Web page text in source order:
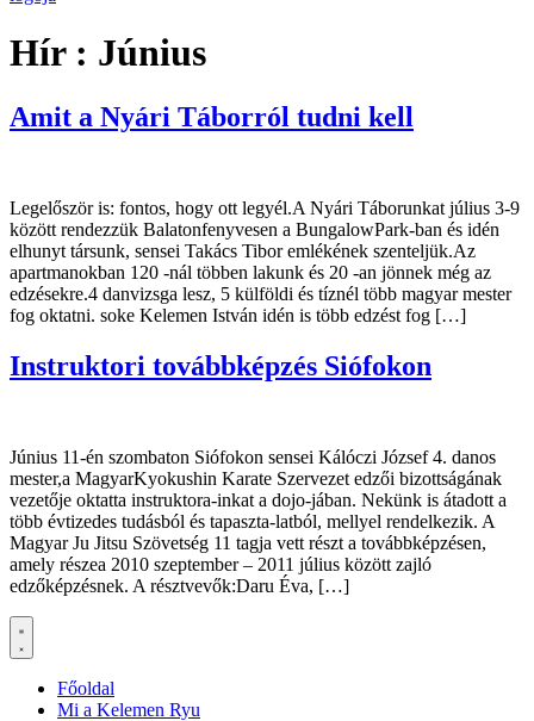
Hír : Június
Amit a Nyári Táborról tudni kell
Legelőször is: fontos, hogy ott legyél.A Nyári Táborunkat július 3-9
között rendezzük Balatonfenyvesen a BungalowPark-ban és idén
elhunyt társunk, sensei Takács Tibor emlékének szenteljük.Az
apartmanokban 120 -nál többen lakunk és 20 -an jönnek még az
edzésekre.4 danvizsga lesz, 5 külföldi és tíznél több magyar mester
fog oktatni. soke Kelemen István idén is több edzést fog […]
Instruktori továbbképzés Siófokon
Június 11-én szombaton Siófokon sensei Kálóczi József 4. danos
mester,a MagyarKyokushin Karate Szervezet edzői bizottságának
vezetője oktatta instruktora-inkat a dojo-jában. Nekünk is átadott a
több évtizedes tudásból és tapaszta-latból, mellyel rendelkezik. A
Magyar Ju Jitsu Szövetség 11 tagja vett részt a továbbképzésen,
amely részea 2010 szeptember – 2011 július között zajló
edzőképzésnek. A résztvevők:Daru Éva, […]
Főoldal
Mi a Kelemen Ryu